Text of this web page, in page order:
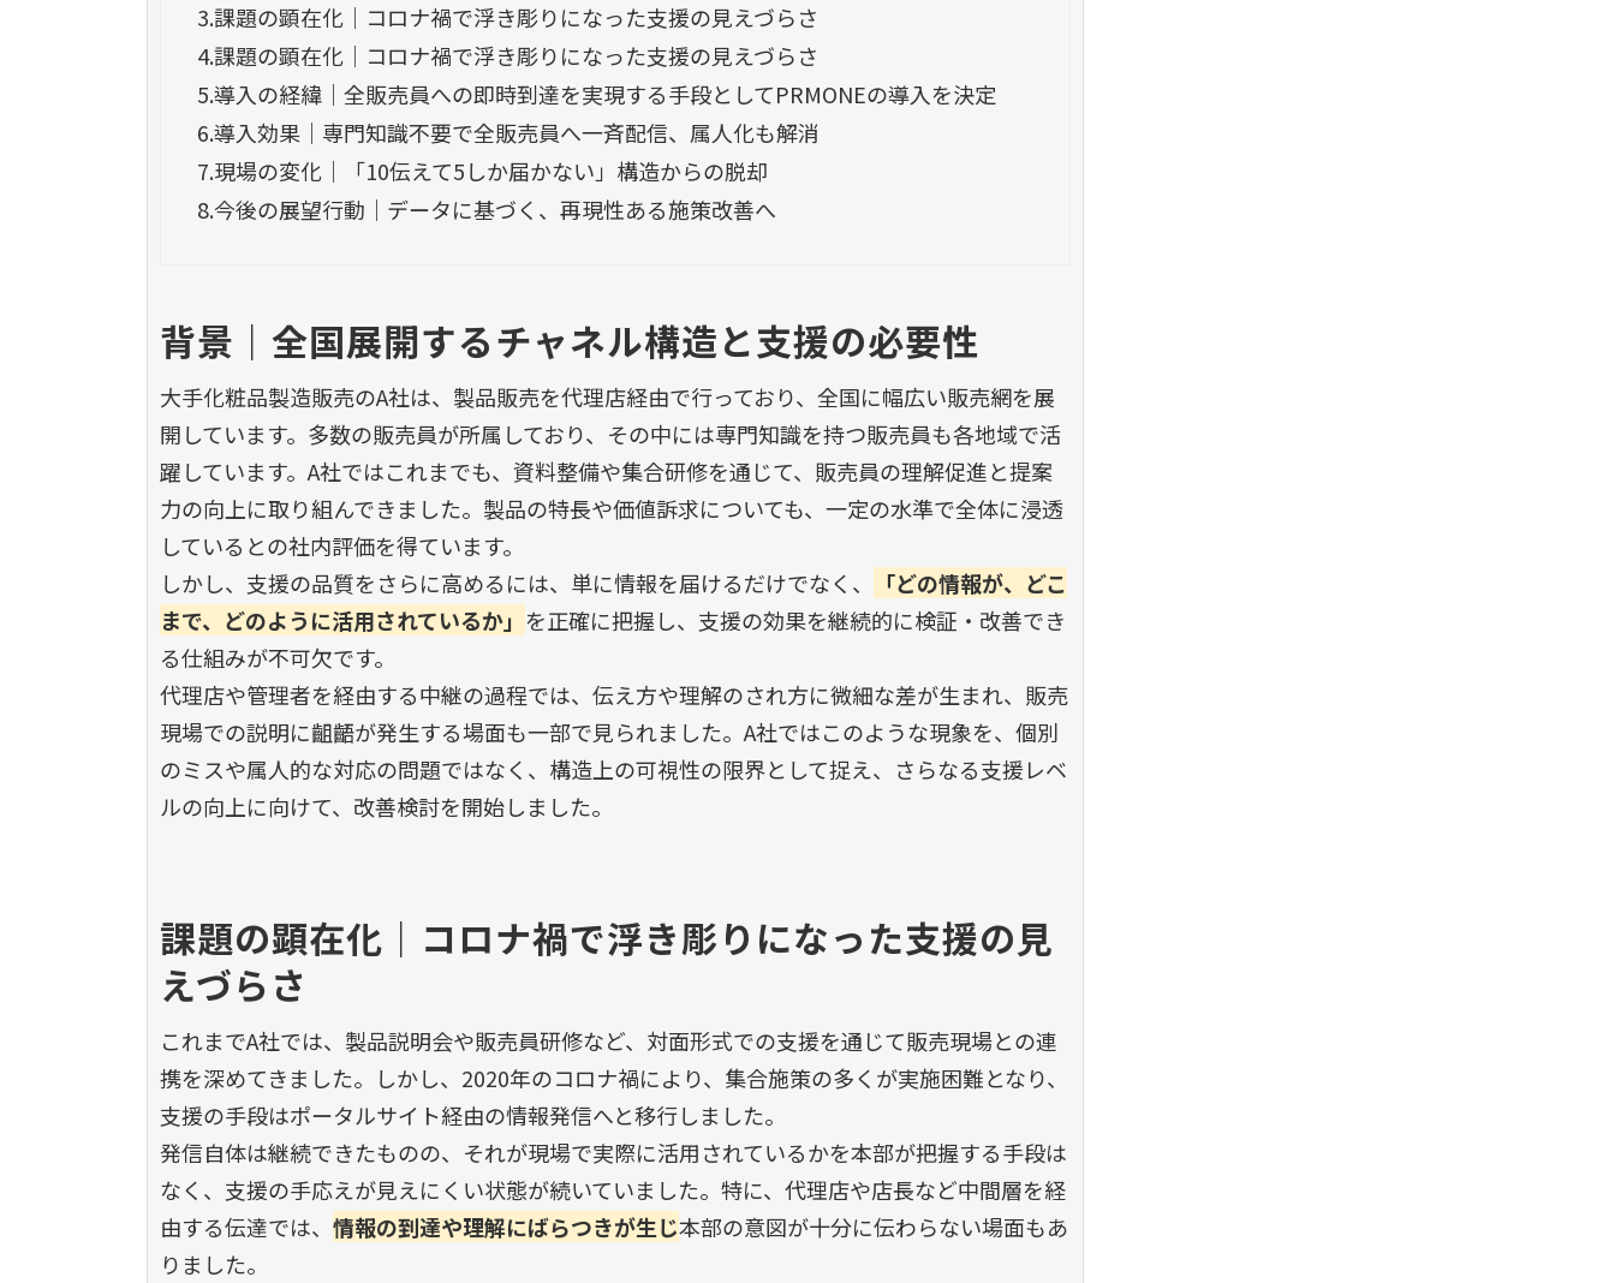
3.課題の顕在化｜コロナ禍で浮き彫りになった支援の見えづらさ
4.課題の顕在化｜コロナ禍で浮き彫りになった支援の見えづらさ
5.導入の経緯｜全販売員への即時到達を実現する手段としてPRMONEの導入を決定
6.導入効果｜専門知識不要で全販売員へ一斉配信、属人化も解消
7.現場の変化｜「10伝えて5しか届かない」構造からの脱却
8.今後の展望行動｜データに基づく、再現性ある施策改善へ
背景｜全国展開するチャネル構造と支援の必要性
大手化粧品製造販売のA社は、製品販売を代理店経由で行っており、全国に幅広い販売網を展
開しています。多数の販売員が所属しており、その中には専門知識を持つ販売員も各地域で活
躍しています。A社ではこれまでも、資料整備や集合研修を通じて、販売員の理解促進と提案
力の向上に取り組んできました。製品の特長や価値訴求についても、一定の水準で全体に浸透
しているとの社内評価を得ています。
しかし、支援の品質をさらに高めるには、単に情報を届けるだけでなく、
「どの情報が、どこ
まで、どのように活用されているか」 を正確に把握し、支援の効果を継続的に検証・改善でき
る仕組みが不可欠です。
代理店や管理者を経由する中継の過程では、伝え方や理解のされ方に微細な差が生まれ、販売
現場での説明に齟齬が発生する場面も一部で見られました。A社ではこのような現象を、個別
のミスや属人的な対応の問題ではなく、構造上の可視性の限界として捉え、さらなる支援レベ
ルの向上に向けて、改善検討を開始しました。
課題の顕在化｜コロナ禍で浮き彫りになった支援の見
えづらさ
これまでA社では、製品説明会や販売員研修など、対面形式での支援を通じて販売現場との連
携を深めてきました。しかし、2020年のコロナ禍により、集合施策の多くが実施困難となり、
支援の手段はポータルサイト経由の情報発信へと移行しました。
発信自体は継続できたものの、それが現場で実際に活用されているかを本部が把握する手段は
なく、支援の手応えが見えにくい状態が続いていました。特に、代理店や店長など中間層を経
由する伝達では、 情報の到達や理解にばらつきが生じ本部の意図が十分に伝わらない場面もあ
りました。